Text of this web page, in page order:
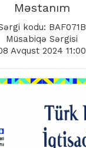
Məstanım
kodu: BAF071B
Müsabiqə Sərgisi
Avqust 2024 11:00